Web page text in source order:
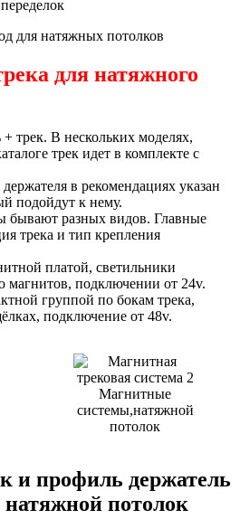
для натяжного
трек. В нескольких моделях,
трек идет в комплекте с
в рекомендациях указан
подойдут к нему.
бывают разных видов. Главные
трека и тип крепления
платой, светильники
магнитов, подключении от 24v.
группой по бокам трека,
подключение от 48v.
Магнитные
системы,натяжной
потолок
и профиль держатель
натяжной потолок